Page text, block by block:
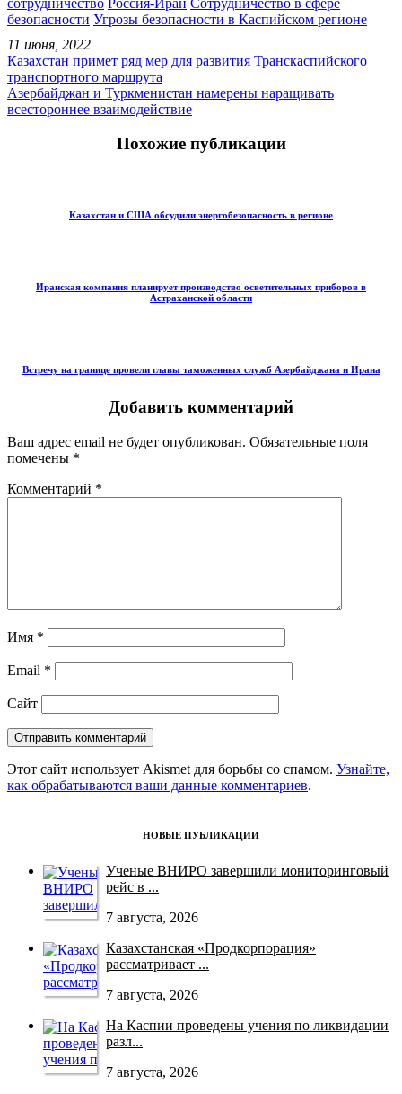
безопасности Угрозы безопасности в Каспийском регионе
11 июня, 2022
Казахстан примет ряд мер для развития Транскаспийского
транспортного маршрута
Азербайджан и Туркменистан намерены наращивать
всестороннее взаимодействие
Похожие публикации
Казахстан и США обсудили энергобезопасность в регионе
Иранская компания планирует производство осветительных приборов в
Астраханской области
Встречу на границе провели главы таможенных служб Азербайджана и Ирана
Добавить комментарий
Ваш адрес email не будет опубликован. Обязательные поля
помечены *
Комментарий *
Имя *
Email *
Сайт
Этот сайт использует Akismet для борьбы со спамом. Узнайте,
как обрабатываются ваши данные комментариев.
НОВЫЕ ПУБЛИКАЦИИ
Ученые ВНИРО завершили мониторинговый
рейс в ...
7 августа, 2026
Казахстанская «Продкорпорация»
рассматривает ...
7 августа, 2026
На Каспии проведены учения по ликвидации
разл...
7 августа, 2026